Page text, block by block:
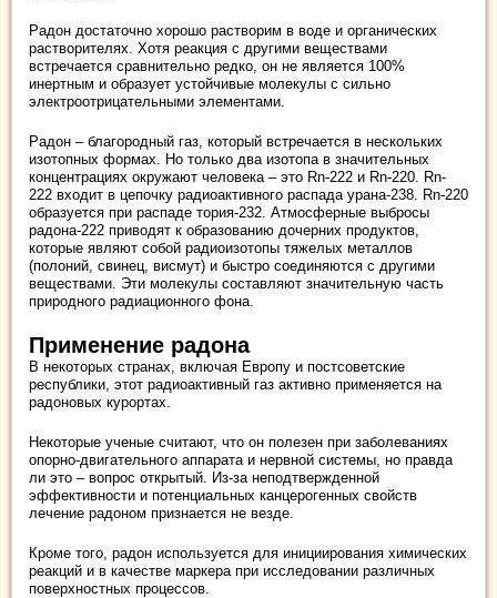
Радон достаточно хорошо растворим в воде и органических
растворителях. Хотя реакция с другими веществами
встречается сравнительно редко, он не является 100%
инертным и образует устойчивые молекулы с сильно
электроотрицательными элементами.
Радон – благородный газ, который встречается в нескольких
изотопных формах. Но только два изотопа в значительных
концентрациях окружают человека – это Rn-222 и Rn-220. Rn-
222 входит в цепочку радиоактивного распада урана-238. Rn-220
образуется при распаде тория-232. Атмосферные выбросы
радона-222 приводят к образованию дочерних продуктов,
которые являют собой радиоизотопы тяжелых металлов
(полоний, свинец, висмут) и быстро соединяются с другими
веществами. Эти молекулы составляют значительную часть
природного радиационного фона.
Применение радона
В некоторых странах, включая Европу и постсоветские
республики, этот радиоактивный газ активно применяется на
радоновых курортах.
Некоторые ученые считают, что он полезен при заболеваниях
опорно-двигательного аппарата и нервной системы, но правда
ли это – вопрос открытый. Из-за неподтвержденной
эффективности и потенциальных канцерогенных свойств
лечение радоном признается не везде.
Кроме того, радон используется для инициирования химических
реакций и в качестве маркера при исследовании различных
поверхностных процессов.